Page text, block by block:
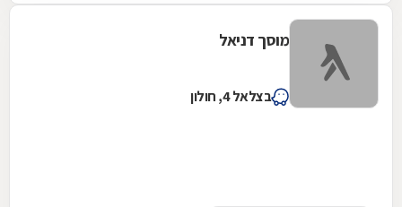
מוסך דניאל
בצלאל 4, חולון